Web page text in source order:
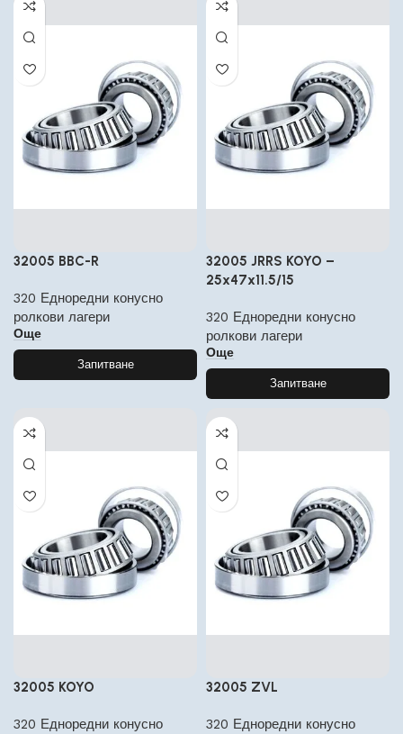
32005 BBC-R
320 Едноредни конусно
ролкови лагери
Още
Запитване
32005 JRRS KOYO –
25x47x11.5/15
320 Едноредни конусно
ролкови лагери
Още
Запитване
32005 KOYO
320 Едноредни конусно
32005 ZVL
320 Едноредни конусно